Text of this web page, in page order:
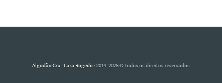
Algodão Cru - Lara Rogedo · 2014 -2026 © Todos os direitos reservados